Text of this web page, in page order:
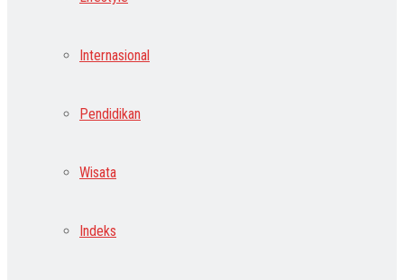
Internasional
Pendidikan
Wisata
Indeks